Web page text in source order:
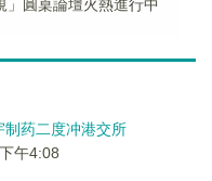
」圓桌論壇火熱進行中
制药二度冲港交所
午4:08